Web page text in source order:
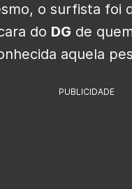
o surfista foi
do DG de
aquela
PUBLICIDADE